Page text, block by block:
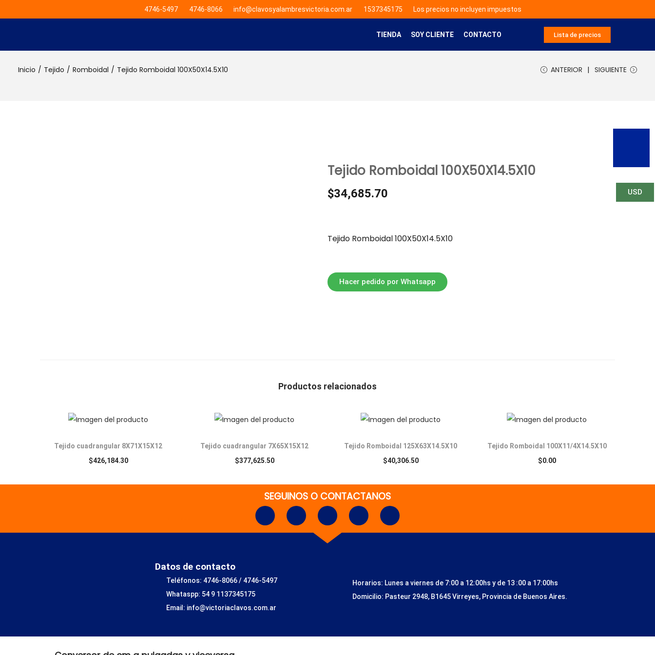
4746-5497 4746-8066 info@clavosyalambresvictoria.com.ar 1537345175 Los precios no incluyen impuestos
TIENDA SOY CLIENTE CONTACTO Lista de precios
USD
Inicio / Tejido / Romboidal / Tejido Romboidal 100X50X14.5X10 ANTERIOR SIGUIENTE
Tejido Romboidal 100X50X14.5X10
$34,685.70
Tejido Romboidal 100X50X14.5X10
Hacer pedido por Whatsapp
Productos relacionados
Tejido cuadrangular 8X71X15X12
$426,184.30
Tejido cuadrangular 7X65X15X12
$377,625.50
Tejido Romboidal 125X63X14.5X10
$40,306.50
Tejido Romboidal 100X11/4X14.5X10
$0.00
SEGUINOS O CONTACTANOS
Datos de contacto
Teléfonos: 4746-8066 / 4746-5497
Whataspp: 54 9 1137345175
Email: info@victoriaclavos.com.ar
Horarios: Lunes a viernes de 7:00 a 12:00hs y de 13 :00 a 17:00hs
Domicilio: Pasteur 2948, B1645 Virreyes, Provincia de Buenos Aires.